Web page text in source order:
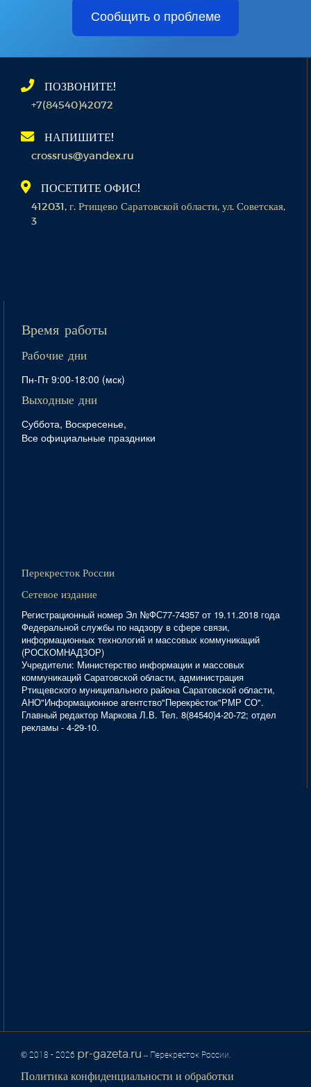
Сообщить о проблеме
ПОЗВОНИТЕ!
+7(84540)42072
НАПИШИТЕ!
crossrus@yandex.ru
ПОСЕТИТЕ ОФИС!
412031, г. Ртищево Саратовской области, ул. Советская,
3
Время работы
Рабочие дни
Пн-Пт 9:00-18:00 (мск)
Выходные дни
Суббота, Воскресенье,
Все официальные праздники
Перекресток России
Сетевое издание
Регистрационный номер Эл №ФС77-74357 от 19.11.2018 года
Федеральной службы по надзору в сфере связи,
информационных технологий и массовых коммуникаций
(РОСКОМНАДЗОР)
Учредители: Министерство информации и массовых
коммуникаций Саратовской области, администрация
Ртищевского муниципального района Саратовской области,
АНО"Информационное агентство"Перекрёсток"РМР СО".
Главный редактор Маркова Л.В. Тел. 8(84540)4-20-72; отдел
рекламы - 4-29-10.
© 2018 - 2026 pr-gazeta.ru – Перекресток России.
Политика конфиденциальности и обработки